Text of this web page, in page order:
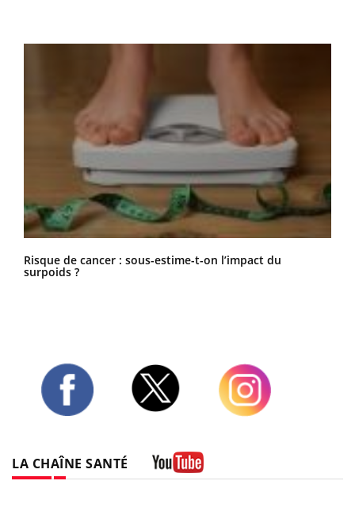
Risque de cancer : sous-estime-t-on l’impact du
surpoids ?
LA CHAÎNE SANTÉ